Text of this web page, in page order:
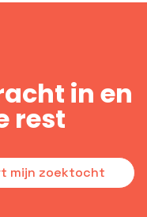
in en
rest
mijn zoektocht